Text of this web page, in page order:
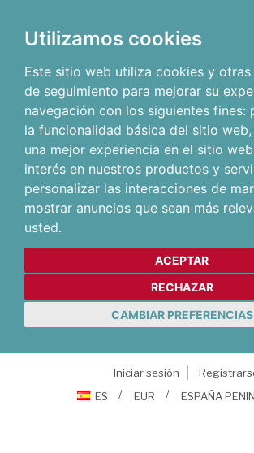
Utilizamos cookies
Este sitio web utiliza cookies y
de seguimiento para mejorar su
navegación con los siguientes fines:
la funcionalidad básica del sitio web,
una mejor experiencia en el sitio web
interés en nuestros productos y
personalizar las interacciones de
mostrar anuncios que sean más
usted.
ACEPTAR
RECHAZAR
CAMBIAR PREFERENCIAS
Iniciar sesión
ES
EUR ESPAÑA